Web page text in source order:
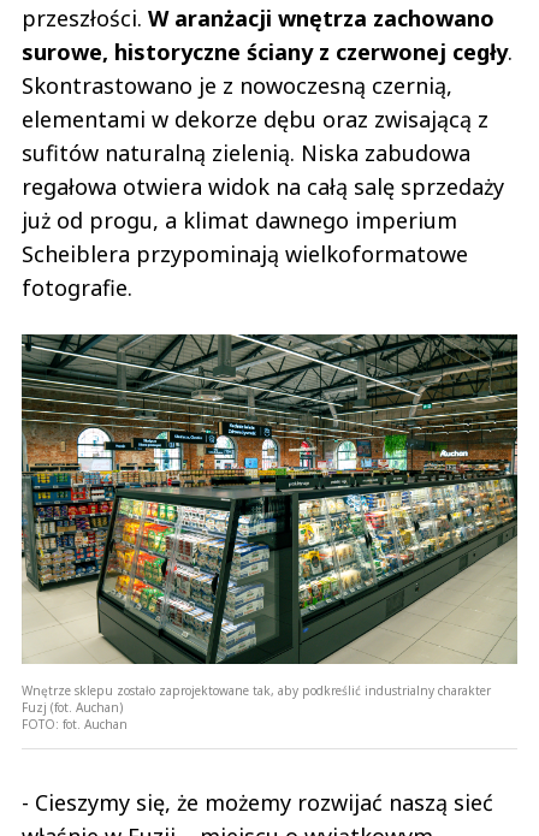
przeszłości. W aranżacji wnętrza zachowano
surowe, historyczne ściany z czerwonej cegły.
Skontrastowano je z nowoczesną czernią,
elementami w dekorze dębu oraz zwisającą z
sufitów naturalną zielenią. Niska zabudowa
regałowa otwiera widok na całą salę sprzedaży
już od progu, a klimat dawnego imperium
Scheiblera przypominają wielkoformatowe
fotografie.
Wnętrze sklepu zostało zaprojektowane tak, aby podkreślić industrialny charakter
Fuzj (fot. Auchan)
FOTO: fot. Auchan
- Cieszymy się, że możemy rozwijać naszą sieć